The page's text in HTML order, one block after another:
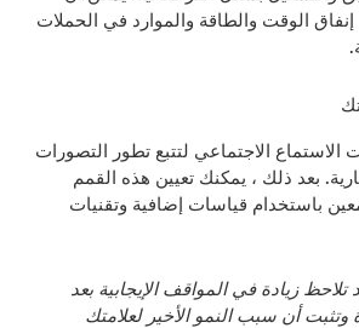
الوقت والطاقة والموارد في الحملات
الاستماع الاجتماعي لتتبع تطور التصورات
بعد ذلك ، يمكنك تعيين هذه القمم
باستخدام قياسات إضافية وتقنيات
زيادة في المواقف الإيجابية بعد
وتثبت أن سبب النمو الأخير لعلامتك